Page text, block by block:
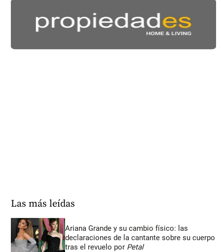
Las más leídas
Ariana Grande y su cambio físico: las
declaraciones de la cantante sobre su cuerpo
tras el revuelo por Petal